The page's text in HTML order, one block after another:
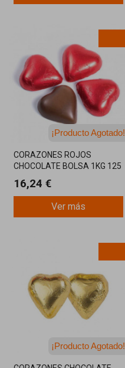
¡Última unidad!
¡Producto Agotado!
CORAZONES ROJOS
CHOCOLATE BOLSA 1KG 125
16,24 €
Ver más
¡Última unidad!
¡Producto Agotado!